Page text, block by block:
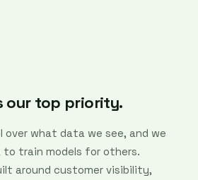
our top priority.
over what data we see, and we
to train models for others.
around customer visibility,